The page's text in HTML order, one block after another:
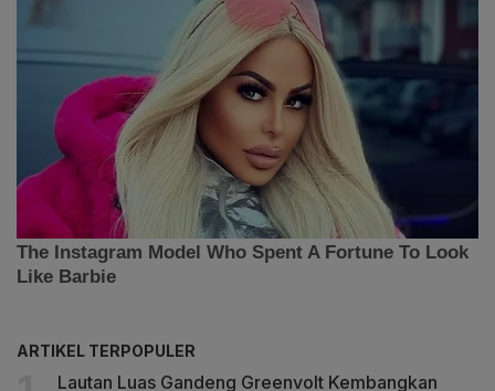
ARTIKEL TERPOPULER
Lautan Luas Gandeng Greenvolt Kembangkan